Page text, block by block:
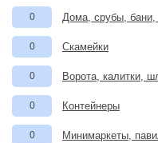
0 Дома, срубы, бани,
0 Скамейки
0 Ворота, калитки,
0 Контейнеры
0 Минимаркеты,